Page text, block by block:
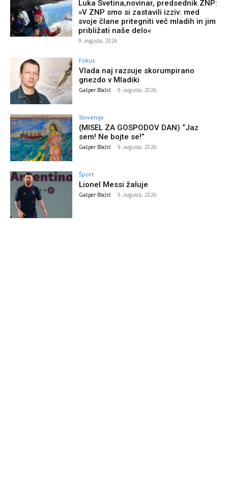
Luka Svetina,novinar, predsednik ZNP:
»V ZNP smo si zastavili izziv: med
svoje člane pritegniti več mladih in jim
približati naše delo«
9. avgusta, 2026
Fokus
Vlada naj razsuje skorumpirano
gnezdo v Mladiki
Gašper Blažič - 9. avgusta, 2026
Slovenija
(MISEL ZA GOSPODOV DAN) “Jaz
sem! Ne bojte se!”
Gašper Blažič - 9. avgusta, 2026
Šport
Lionel Messi žaluje
Gašper Blažič - 9. avgusta, 2026